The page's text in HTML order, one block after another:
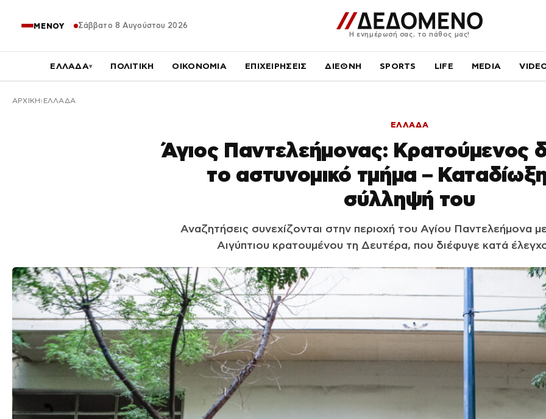
ΜΕΝΟΥ Σάββατο 8 Αυγούστου 2026
Η ενημέρωσή σας, το πάθος μας!
ΕΛΛΑΔΑ▾ ΠΟΛΙΤΙΚΗ ΟΙΚΟΝΟΜΙΑ ΕΠΙΧΕΙΡΗΣΕΙΣ ΔΙΕΘΝΗ SPORTS LIFE MEDIA
ΑΡΧΙΚΉ ΕΛΛΑΔΑ
ΕΛΛΑΔΑ
Άγιος Παντελεήμονας: Κρατούμενος
το αστυνομικό τμήμα –
σύλληψή του
Αναζητήσεις συνεχίζονται στην περιοχή του Αγίου Παντελεήμονα
Αιγύπτιου κρατουμένου τη Δευτέρα, που διέφυγε κατά